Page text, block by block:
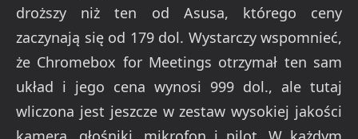
droższy niż ten od Asusa, którego ceny
zaczynają się od 179 dol. Wystarczy wspomnieć,
że Chromebox for Meetings otrzymał ten sam
układ i jego cena wynosi 999 dol., ale tutaj
wliczona jest jeszcze w zestaw wysokiej jakości